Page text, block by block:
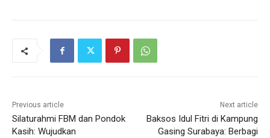
Previous article
Silaturahmi FBM dan Pondok
Kasih: Wujudkan
Next article
Baksos Idul Fitri di Kampung
Gasing Surabaya: Berbagi